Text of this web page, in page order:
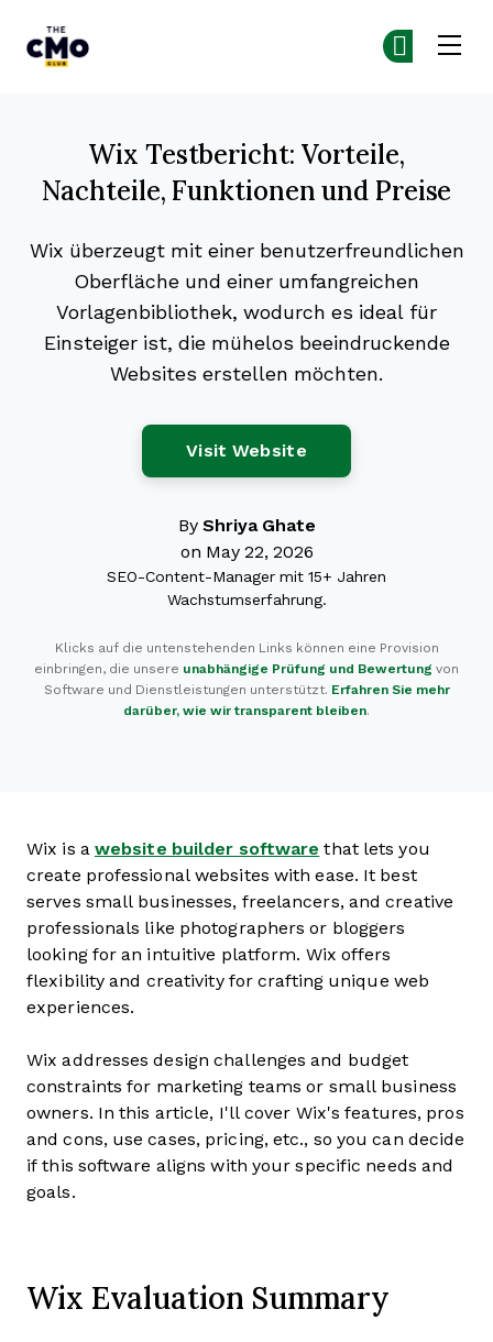
Wix Testbericht: Vorteile,
Nachteile, Funktionen und Preise
Wix überzeugt mit einer benutzerfreundlichen
Oberfläche und einer umfangreichen
Vorlagenbibliothek, wodurch es ideal für
Einsteiger ist, die mühelos beeindruckende
Websites erstellen möchten.
Visit Website
By Shriya Ghate
on May 22, 2026
SEO-Content-Manager mit 15+ Jahren
Wachstumserfahrung.
Klicks auf die untenstehenden Links können eine Provision
einbringen, die unsere unabhängige Prüfung und Bewertung von
Software und Dienstleistungen unterstützt. Erfahren Sie mehr
darüber, wie wir transparent bleiben.
Wix is a website builder software that lets you
create professional websites with ease. It best
serves small businesses, freelancers, and creative
professionals like photographers or bloggers
looking for an intuitive platform. Wix offers
flexibility and creativity for crafting unique web
experiences.
Wix addresses design challenges and budget
constraints for marketing teams or small business
owners. In this article, I'll cover Wix's features, pros
and cons, use cases, pricing, etc., so you can decide
if this software aligns with your specific needs and
goals.
Wix Evaluation Summary